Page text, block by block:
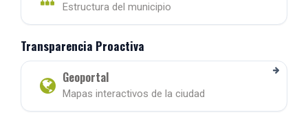
Estructura del municipio
Transparencia Proactiva
Geoportal
Mapas interactivos de la ciudad